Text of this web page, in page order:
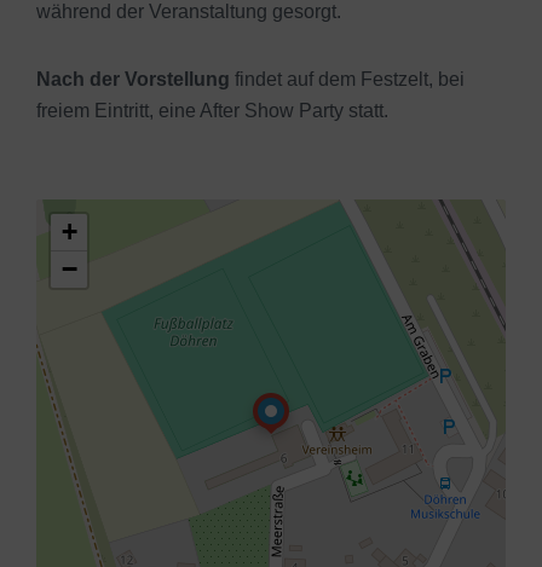
während der Veranstaltung gesorgt.
Nach der Vorstellung findet auf dem Festzelt, bei
freiem Eintritt, eine After Show Party statt.
+
−